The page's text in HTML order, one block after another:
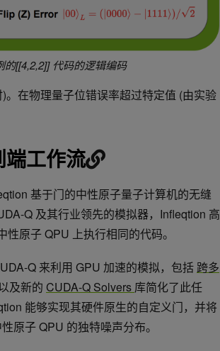
[[4,2,2]] 代码的逻辑编码
在物理量子位错误率超过特定值 (由实验
工作流
基于门的中性原子量子计算机的无缝
Q 及其行业领先的模拟器，Infleqtion 高
原子 QPU 上执行相同的代码。
Q 来利用 GPU 加速的模拟，包括 跨多
及新的 CUDA-Q Solvers 库简化了此任
能够实现其硬件原生的自定义门，并将
原子 QPU 的独特噪声分布。